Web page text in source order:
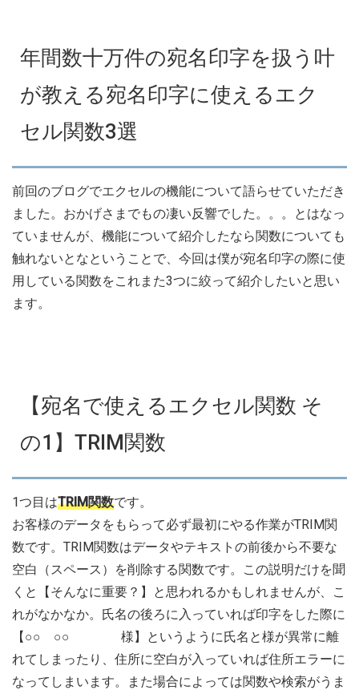
年間数十万件の宛名印字を扱う叶
が教える宛名印字に使えるエク
セル関数3選
前回のブログでエクセルの機能について語らせていただき
ました。おかげさまでもの凄い反響でした。。。とはなっ
ていませんが、機能について紹介したなら関数についても
触れないとなということで、今回は僕が宛名印字の際に使
用している関数をこれまた3つに絞って紹介したいと思い
ます。
【宛名で使えるエクセル関数 そ
の1】TRIM関数
1つ目はTRIM関数です。
お客様のデータをもらって必ず最初にやる作業がTRIM関
数です。TRIM関数はデータやテキストの前後から不要な
空白（スペース）を削除する関数です。この説明だけを聞
くと【そんなに重要？】と思われるかもしれませんが、こ
れがなかなか。氏名の後ろに入っていれば印字をした際に
【○○ ○○ 様】というように氏名と様が異常に離
れてしまったり、住所に空白が入っていれば住所エラーに
なってしまいます。また場合によっては関数や検索がうま